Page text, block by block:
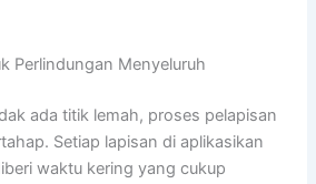
Perlindungan Menyeluruh
ada titik lemah, proses pelapisan
Setiap lapisan di aplikasikan
waktu kering yang cukup